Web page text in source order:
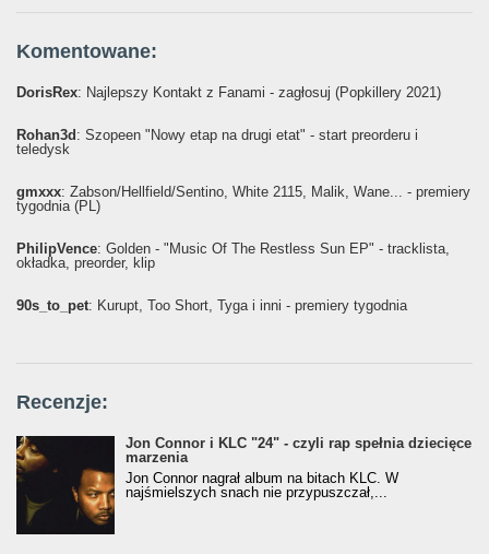
Komentowane:
DorisRex: Najlepszy Kontakt z Fanami - zagłosuj (Popkillery 2021)
Rohan3d : Szopeen "Nowy etap na drugi etat" - start preorderu i
teledysk
gmxxx: Żabson/Hellfield/Sentino, White 2115, Malik, Wane... - premiery
tygodnia (PL)
PhilipVence: Golden - "Music Of The Restless Sun EP" - tracklista,
okładka, preorder, klip
90s_to_pet: Kurupt, Too Short, Tyga i inni - premiery tygodnia
Recenzje:
Jon Connor i KLC "24" - czyli rap spełnia dziecięce
marzenia
Jon Connor nagrał album na bitach KLC. W
najśmielszych snach nie przypuszczał,...